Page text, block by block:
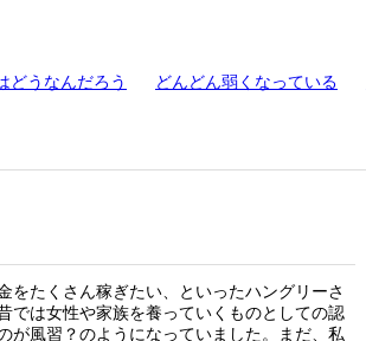
どうなんだろう どんどん弱くなっている
たくさん稼ぎたい、といったハングリーさ
では女性や家族を養っていくものとしての認
が風習？のようになっていました。まだ、私